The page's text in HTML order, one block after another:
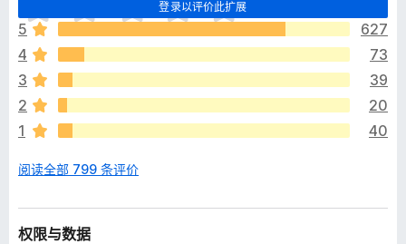
S- decrease playback speed.
D
- increase playback speed.
R- reset playback speed.
Z - rewind video by 10 seconds.
X - advance video by 10 seconds.
V
- show/hide controller.
If you prefer other shortcuts, want to change the increment
value, or want the player to remember your playback speed
登录以评价此扩展
前
尚
无
评
分
5
627
4
73
3
39
2
20
1
40
阅读全部 799 条评价
权限与数据